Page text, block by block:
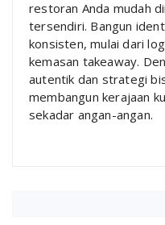
restoran Anda mudah
tersendiri. Bangun
konsisten, mulai dari
kemasan takeaway.
autentik dan strategi
membangun kerajaan
sekadar angan-angan.